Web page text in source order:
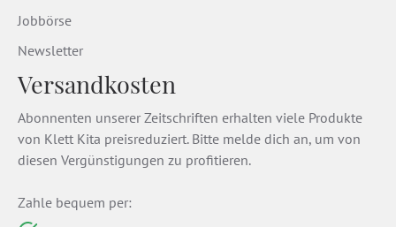
Jobbörse
Newsletter
Versandkosten
Abonnenten unserer Zeitschriften erhalten viele Produkte
von Klett Kita preisreduziert. Bitte melde dich an, um von
diesen Vergünstigungen zu profitieren.
Zahle bequem per: